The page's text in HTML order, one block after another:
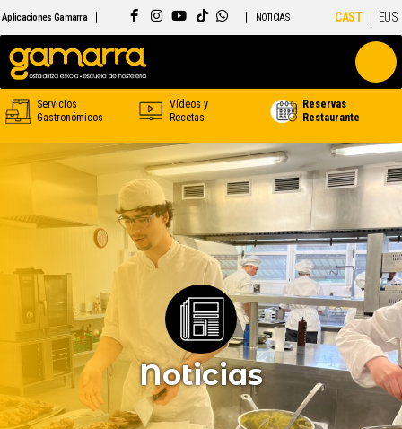
Aplicaciones Gamarra NOTICIAS CAST EUS
Servicios
Gastronómicos
Vídeos y
Recetas
Reservas
Restaurante
Noticias